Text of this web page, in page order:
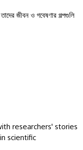
তাদের জীবন ও গবেষণার গল্পগুলি
researchers' stories
scientific